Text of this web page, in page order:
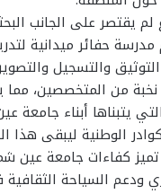
يقتصر على الجانب
حفائر ميدانية
والتسجيل
نخبة من المتخصصين،
التي يتبناها أبناء
الوطنية ليبقى هذا
كفاءات جامعة
ودعم السياحة